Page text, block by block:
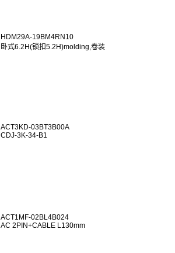
HDM29A-19BM4RN10
卧式6.2H(锁扣5.2H)molding,卷装
ACT3KD-03BT3B00A
CDJ-3K-34-B1
ACT1MF-02BL4B024
AC 2PIN+CABLE L130mm